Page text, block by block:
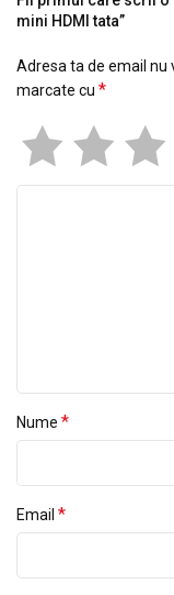
mini HDMI tata”
Adresa ta de email nu
marcate cu *
Nume *
Email *